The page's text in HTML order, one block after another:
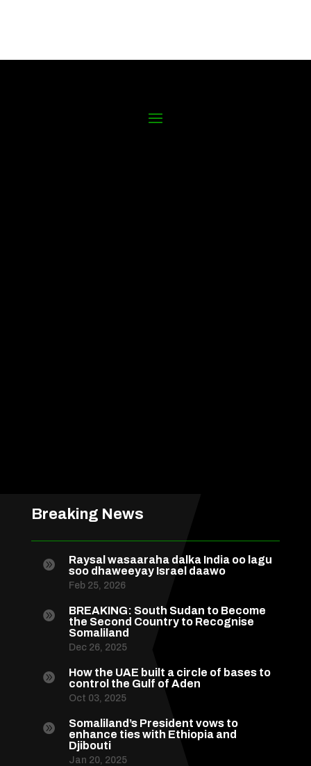
Breaking News

Raysal wasaaraha dalka India oo lagu
soo dhaweeyay Israel daawo
Feb 25, 2026

BREAKING: South Sudan to Become
the Second Country to Recognise
Somaliland
Dec 26, 2025

How the UAE built a circle of bases to
control the Gulf of Aden
Oct 03, 2025

Somaliland’s President vows to
enhance ties with Ethiopia and
Djibouti
Jan 20, 2025